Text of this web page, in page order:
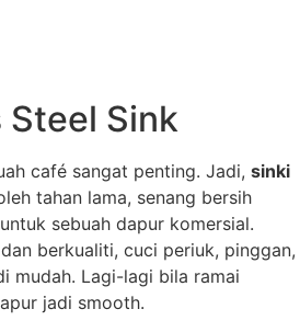
Steel Sink
café sangat penting. Jadi, sinki
tahan lama, senang bersih
sebuah dapur komersial.
berkualiti, cuci periuk, pinggan,
mudah. Lagi-lagi bila ramai
jadi smooth.